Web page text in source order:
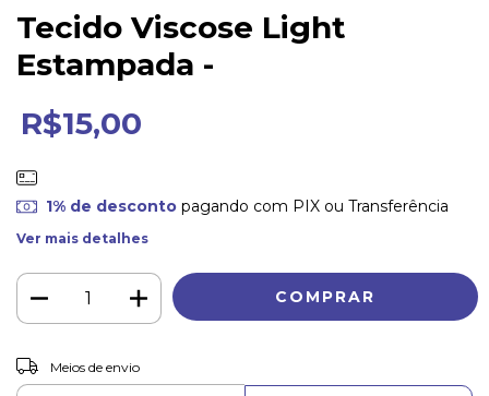
Tecido Viscose Light
Estampada -
R$15,00
1% de descontopagando com PIX ou Transferência
Ver mais detalhes
Entregas para o CEP:
Meios de envio